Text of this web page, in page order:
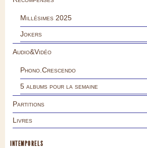
Millésimes 2025
Jokers
Audio&Vidéo
Phono.Crescendo
5 albums pour la semaine
Partitions
Livres
INTEMPORELS